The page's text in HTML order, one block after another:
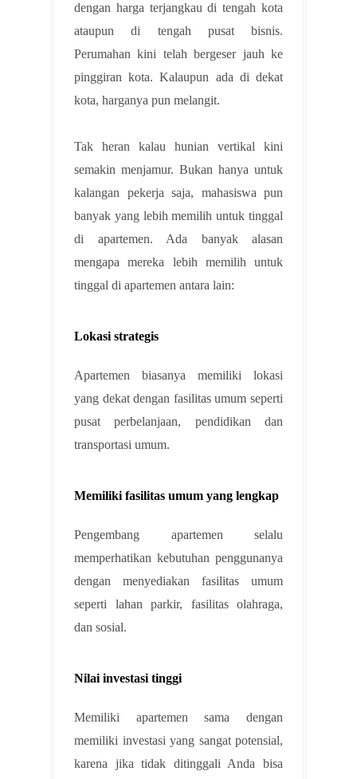
dengan harga terjangkau di tengah kota
ataupun di tengah pusat bisnis.
Perumahan kini telah bergeser jauh ke
pinggiran kota. Kalaupun ada di dekat
kota, harganya pun melangit.
Tak heran kalau hunian vertikal kini
semakin menjamur. Bukan hanya untuk
kalangan pekerja saja, mahasiswa pun
banyak yang lebih memilih untuk tinggal
di apartemen. Ada banyak alasan
mengapa mereka lebih memilih untuk
tinggal di apartemen antara lain:
Lokasi strategis
Apartemen biasanya memiliki lokasi
yang dekat dengan fasilitas umum seperti
pusat perbelanjaan, pendidikan dan
transportasi umum.
Memiliki fasilitas umum yang lengkap
Pengembang apartemen selalu
memperhatikan kebutuhan penggunanya
dengan menyediakan fasilitas umum
seperti lahan parkir, fasilitas olahraga,
dan sosial.
Nilai investasi tinggi
Memiliki apartemen sama dengan
memiliki investasi yang sangat potensial,
karena jika tidak ditinggali Anda bisa